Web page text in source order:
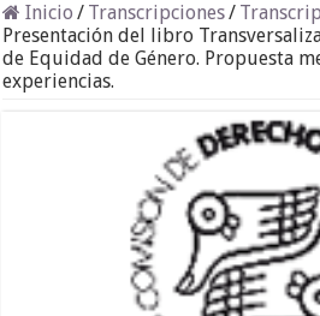
Inicio / Transcripciones/
Presentación del libro
de Equidad de Género. Propuesta
experiencias.